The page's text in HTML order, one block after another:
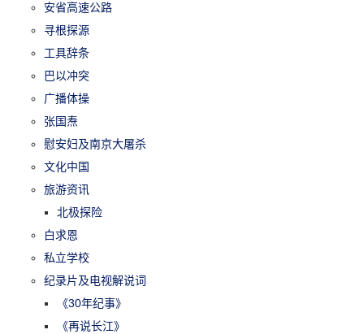
安省高速公路
寻根探源
工具辞条
巴以冲突
广播体操
张国焘
慰安妇及南京大屠杀
文化中国
旅游资讯
北极探险
白求恩
私立学校
纪录片及电视解说词
《30年纪事》
《再说长江》